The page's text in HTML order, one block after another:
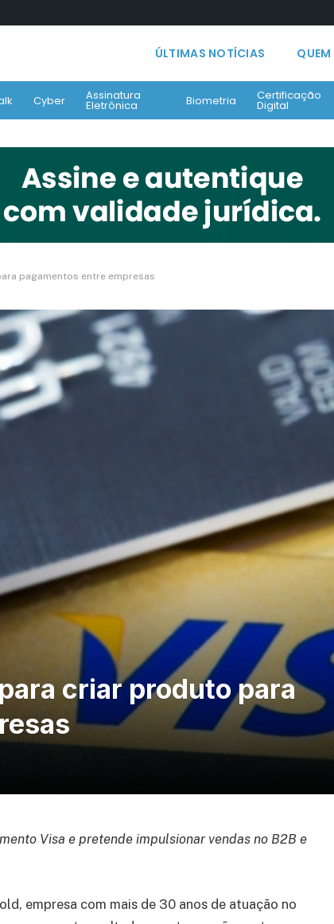
ÚLTIMAS NOTÍCIAS
Cyber Assinatura
Eletrônica Biometria Certificação
Digital
pagamentos entre empresas
criar produto para
Visa e pretende impulsionar vendas no B2B e
empresa com mais de 30 anos de atuação no